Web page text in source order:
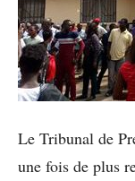
Le Tribunal de
une fois de plus